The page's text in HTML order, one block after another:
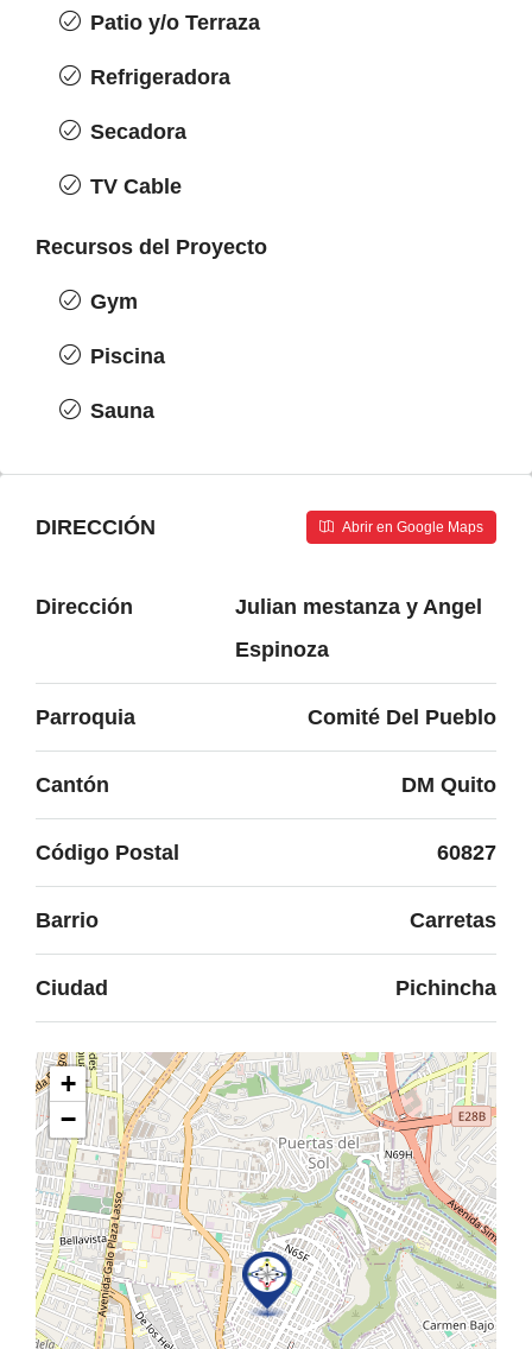
Patio y/o Terraza
Refrigeradora
Secadora
TV Cable
Recursos del Proyecto
Gym
Piscina
Sauna
DIRECCIÓN Abrir en Google Maps
Dirección
Julian mestanza y Angel
Espinoza
Parroquia Comité Del Pueblo
Cantón DM Quito
Código Postal 60827
Barrio Carretas
Ciudad Pichincha
+
−